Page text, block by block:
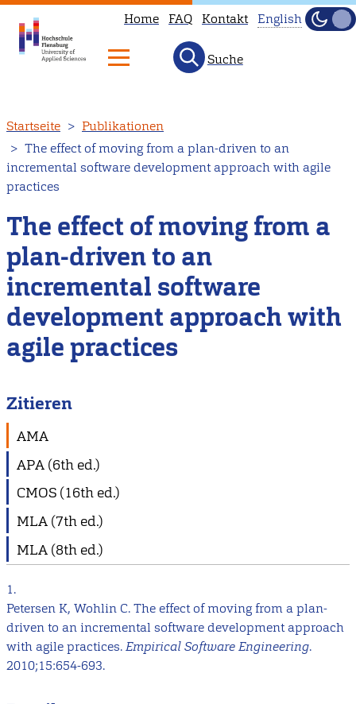
zum
Inhalt
Home FAQ Kontakt
available
in
Head
main
page
English
Hell
Suche
Startseite
Publikationen
The effect of moving from a plan-driven to an
incremental software development approach with agile
practices
The effect of moving from a
plan-driven to an
incremental software
development approach with
agile practices
Zitieren
AMA
APA (6th ed.)
CMOS (16th ed.)
MLA (7th ed.)
MLA (8th ed.)
1.
Petersen K, Wohlin C. The effect of moving from a plan-
driven to an incremental software development approach
with agile practices.Empirical Software Engineering.
2010;15:654-693.